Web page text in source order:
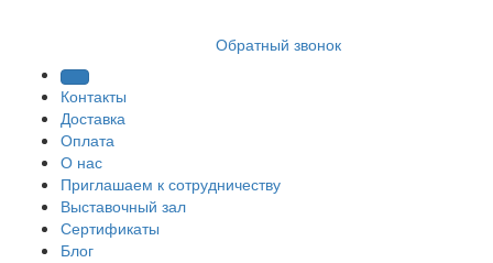
Обратный звонок
Контакты
Доставка
Оплата
О нас
Приглашаем к сотрудничеству
Выставочный зал
Сертификаты
Блог